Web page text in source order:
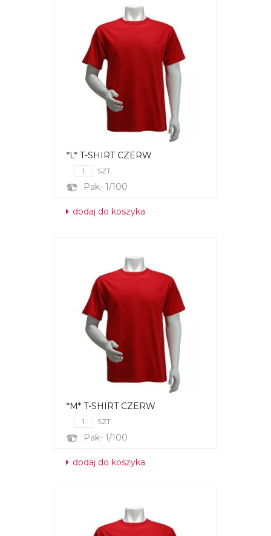
*L* T-SHIRT CZERW
SZT.
Pak- 1/100
dodaj do koszyka
*M* T-SHIRT CZERW
SZT.
Pak- 1/100
dodaj do koszyka